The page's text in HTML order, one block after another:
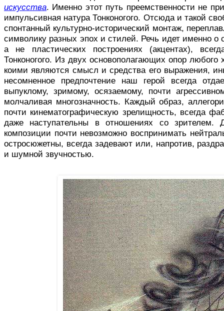
искусства. Имен­но этот путь преемственности не
импульсивная натура Тонконогого. Отсюда и такой
спонтан­ный культурно-исторический монтаж,
символику разных эпох и стилей. Речь идет именно
а не пластических построениях (ак­центах),
Тонконогого. Из двух основополагающих опор любого
коими являются смысл и средства его выражения,
несомненное предпочтение наш герой всегда
выпуклому, зримому, осязаемому, почти
молчаливая многозначность. Каж­дый образ,
почти кинематографическую зрелищность, всегда
даже наступательны в отношениях со зрителем.
композиции почти невоз­можно воспринимать
остросюжетны, всегда задевают или, напротив,
и шумной звучностью.